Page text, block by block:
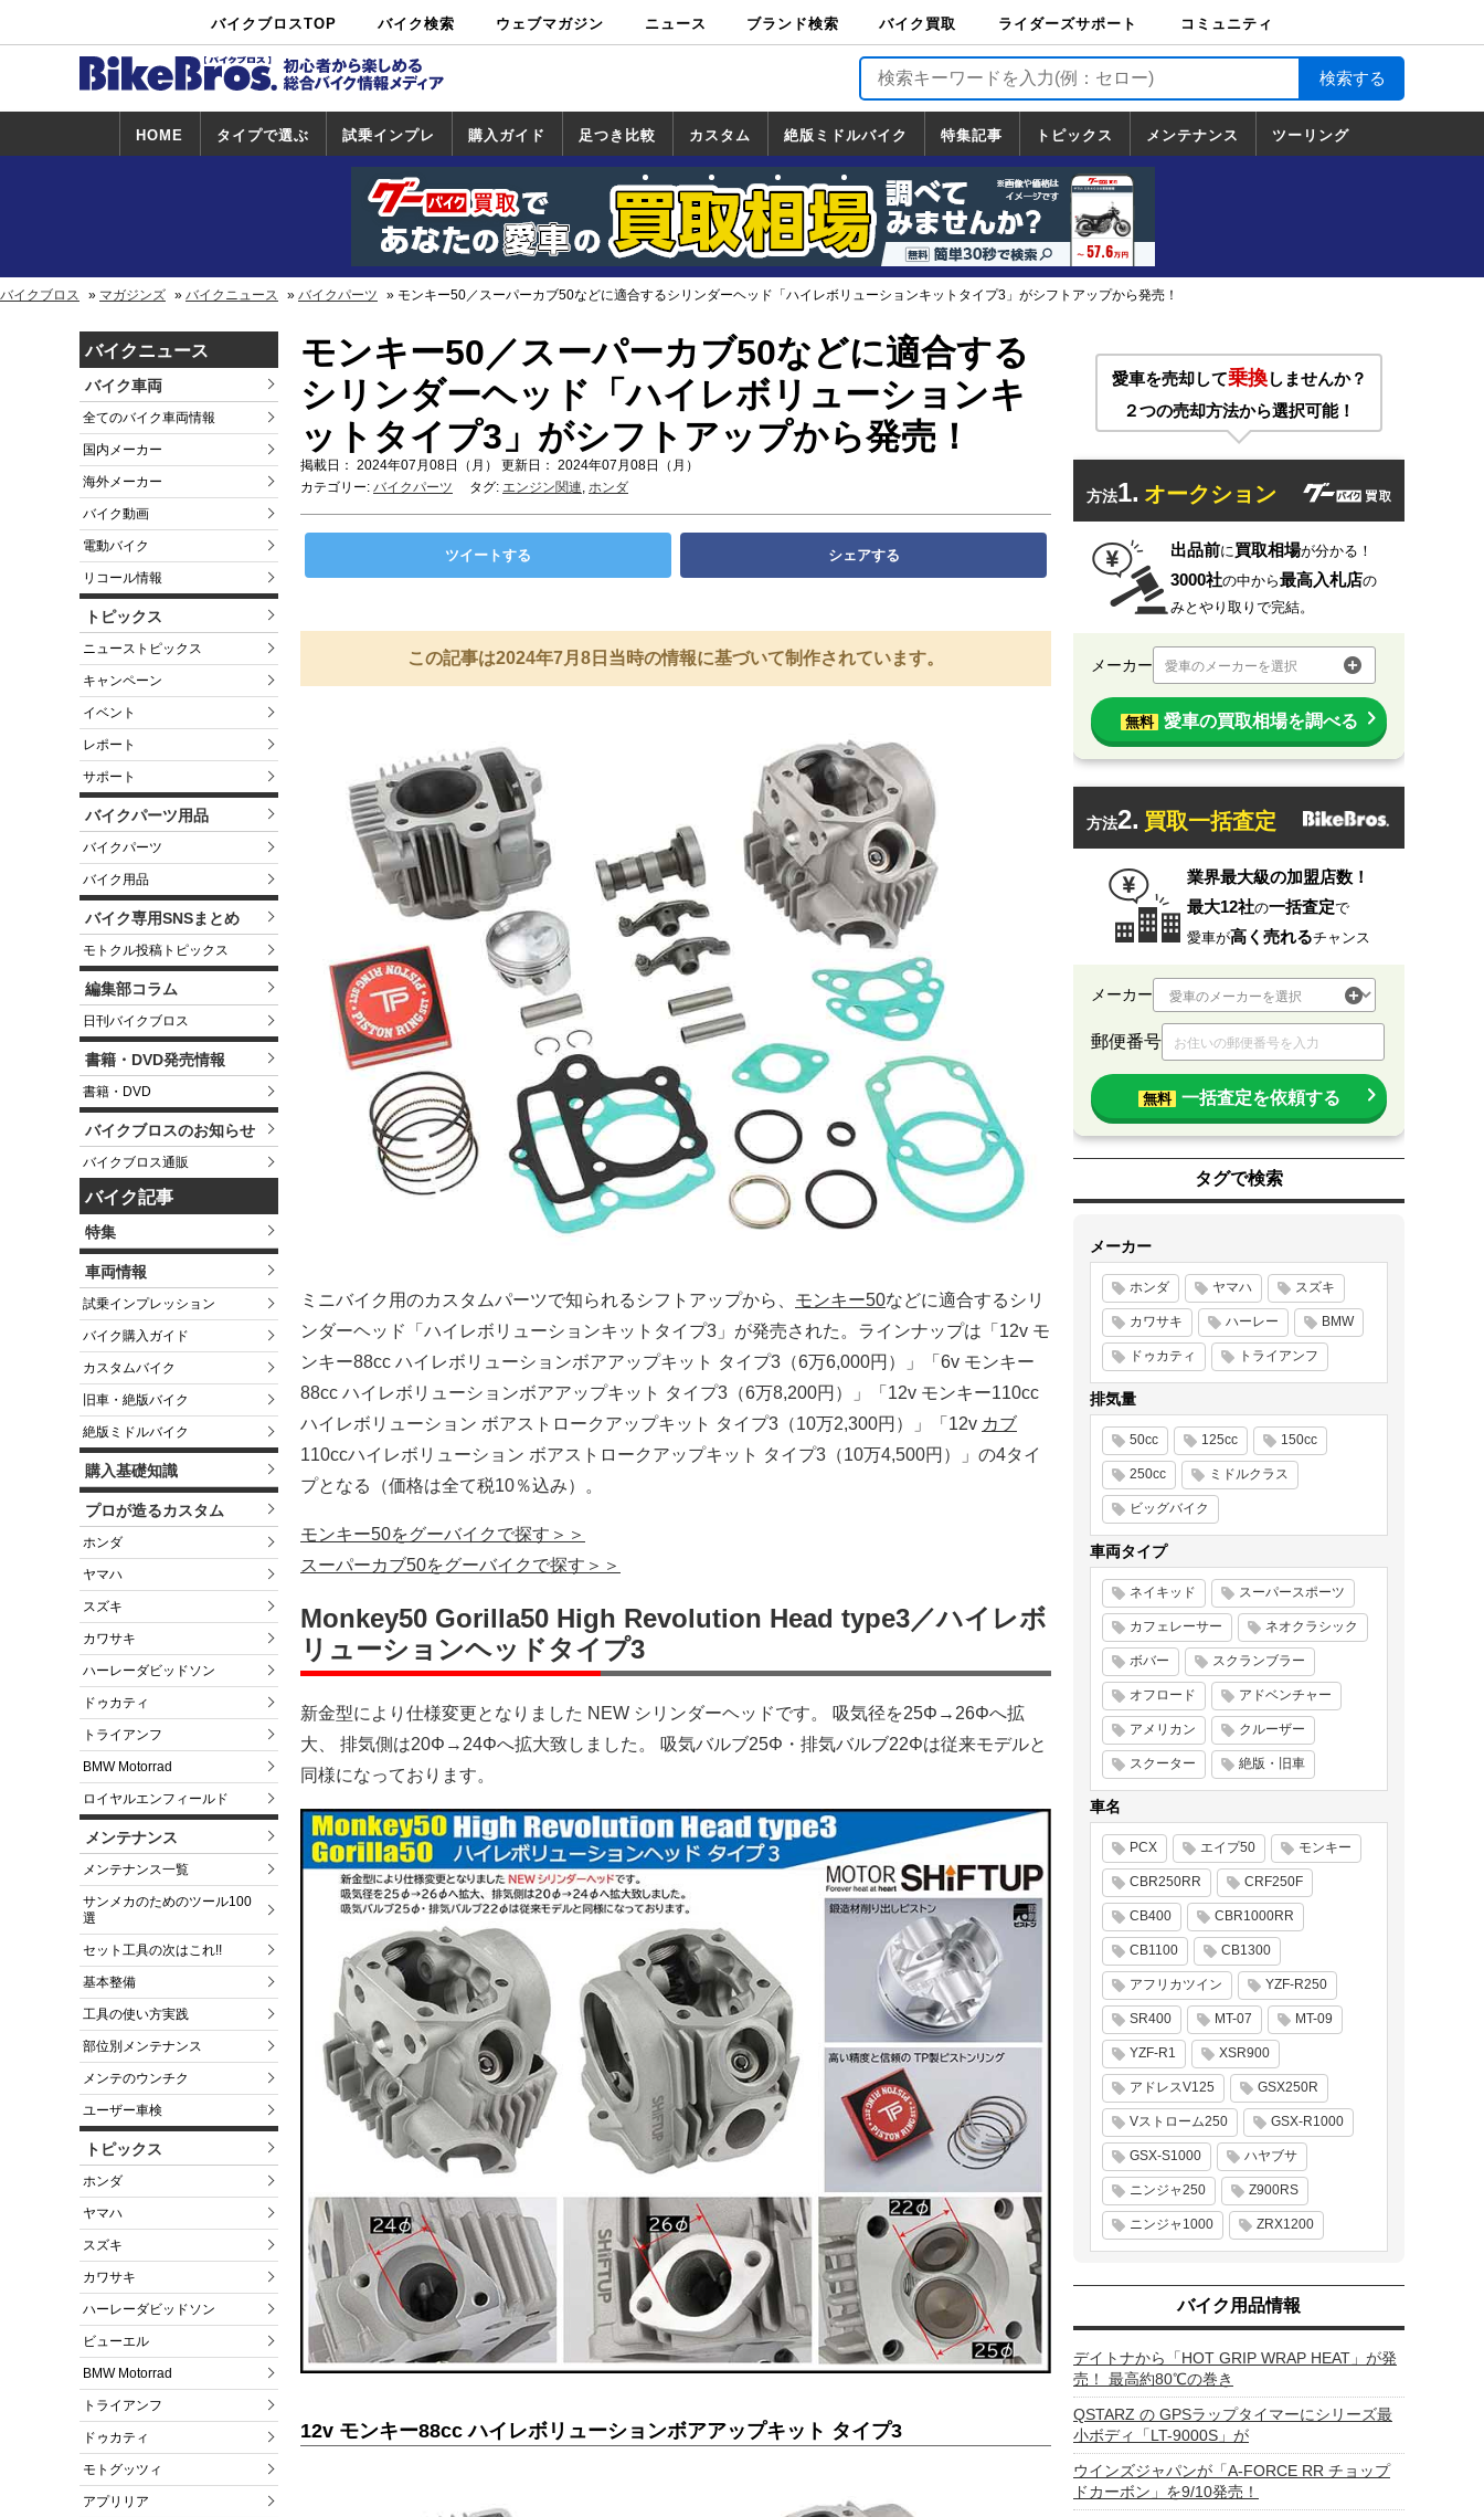
バイクブロスTOP バイク検索
中古バイ
ク・新車検
カタログ検
索
ショップ検
索
ウェブマガジン ニュース ブランド検索 バイク買取
バイク買取
ライダーズサポート
ライダーズサポート
TOP
バイク輸送
バイクガレージライ
フ
バイク車両保険
ロードサービス
バイク試乗
コミュニティ
HOME タイプで選ぶ 試乗インプレ
試乗インプレ
一覧
ホンダ
ヤマハ
スズキ
カワサキ
ハーレー
BMW
トライアンフ
ドゥカティ
購入ガイド
一覧
足つき比較 カスタム
カスタム
一覧
ホンダ
ヤマハ
スズキ
カワサキ
絶版ミドルバイク
絶版ミドルバイク
一覧
ホンダ
ヤマハ
スズキ
カワサキ
特集記事 トピックス
トピックス
一覧
ホンダ
ヤマハ
スズキ
カワサキ
ハーレーダ
ビッドソン
BMW
ドゥカティ
トライアン
フ
メンテナンス ツーリング
道の駅調査隊
ツーリング情報局
日本の道50選
国道めぐり
林道ツーリング
バイクブロス マガジンズ バイクニュース バイクパーツ モンキー50／スーパーカブ50などに適合するシリンダーヘッド「ハイレボリューションキットタイプ3」がシフトアップから発売！
バイクニュース
バイク車両
全てのバイク車両情報
国内メーカー
海外メーカー
バイク動画
電動バイク
リコール情報
トピックス
ニューストピックス
キャンペーン
イベント
レポート
サポート
バイクパーツ用品
バイクパーツ
バイク用品
バイク専用SNSまとめ
モトクル投稿トピックス
編集部コラム
日刊バイクブロス
書籍・DVD発売情報
書籍・DVD
バイクブロスのお知らせ
バイクブロス通販
バイク記事
特集
車両情報
試乗インプレッション
バイク購入ガイド
カスタムバイク
旧車・絶版バイク
絶版ミドルバイク
購入基礎知識
プロが造るカスタム
ホンダ
ヤマハ
スズキ
カワサキ
ハーレーダビッドソン
ドゥカティ
トライアンフ
BMW Motorrad
ロイヤルエンフィールド
メンテナンス
メンテナンス一覧
サンメカのためのツール100
選
セット工具の次はこれ!!
基本整備
工具の使い方実践
部位別メンテナンス
メンテのウンチク
ユーザー車検
トピックス
ホンダ
ヤマハ
スズキ
カワサキ
ハーレーダビッドソン
ビューエル
BMW Motorrad
トライアンフ
ドゥカティ
モトグッツィ
アプリリア
モンキー50／スーパーカブ50などに適合する
シリンダーヘッド「ハイレボリューションキ
ットタイプ3」がシフトアップから発売！
掲載日： 2024年07月08日（月） 更新日： 2024年07月08日（月）
カテゴリー: バイクパーツ タグ: エンジン関連, ホンダ
ツイートする シェアする
この記事は2024年7月8日当時の情報に基づいて制作されています。
ミニバイク用のカスタムパーツで知られるシフトアップから、 モンキー50などに適合するシリ
ンダーヘッド「ハイレボリューションキットタイプ3」が発売された。ラインナップは「12v モ
ンキー88cc ハイレボリューションボアアップキット タイプ3（6万6,000円）」「6v モンキー
88cc ハイレボリューションボアアップキット タイプ3（6万8,200円）」「12v モンキー110cc
ハイレボリューション ボアストロークアップキット タイプ3（10万2,300円）」「12v カブ
110ccハイレボリューション ボアストロークアップキット タイプ3（10万4,500円）」の4タイ
プとなる（価格は全て税10％込み）。
モンキー50をグーバイクで探す＞＞
スーパーカブ50をグーバイクで探す＞＞
Monkey50 Gorilla50 High Revolution Head type3／ハイレボ
リューションヘッドタイプ3
新金型により仕様変更となりました NEW シリンダーヘッドです。 吸気径を25Φ→26Φへ拡
大、 排気側は20Φ→24Φへ拡大致しました。 吸気バルブ25Φ・排気バルブ22Φは従来モデルと
同様になっております。
12v モンキー88cc ハイレボリューションボアアップキット タイプ3
愛車を売却して乗換しませんか？
２つの売却方法から選択可能！
方法1. オークション
出品前に買取相場が分かる！
3000社の中から最高入札店の
みとやり取りで完結。
メーカー 愛車のメーカーを選択
無料 愛車の買取相場を調べる
方法2. 買取一括査定
業界最大級の加盟店数！
最大12社の一括査定で
愛車が高く売れるチャンス
メーカー
郵便番号
無料 一括査定を依頼する
タグで検索
メーカー
ホンダ ヤマハ スズキ
カワサキ ハーレー BMW
ドゥカティ トライアンフ
排気量
50cc 125cc 150cc
250cc ミドルクラス
ビッグバイク
車両タイプ
ネイキッド スーパースポーツ
カフェレーサー ネオクラシック
ボバー スクランブラー
オフロード アドベンチャー
アメリカン クルーザー
スクーター 絶版・旧車
車名
PCX エイプ50 モンキー
CBR250RR CRF250F
CB400 CBR1000RR
CB1100 CB1300
アフリカツイン YZF-R250
SR400 MT-07 MT-09
YZF-R1 XSR900
アドレスV125 GSX250R
Vストローム250 GSX-R1000
GSX-S1000 ハヤブサ
ニンジャ250 Z900RS
ニンジャ1000 ZRX1200
バイク用品情報
デイトナから「HOT GRIP WRAP HEAT」が発
売！ 最高約80℃の巻き
QSTARZ の GPSラップタイマーにシリーズ最
小ボディ「LT-9000S」が
ウインズジャパンが「A-FORCE RR チョップ
ドカーボン」を9/10発売！